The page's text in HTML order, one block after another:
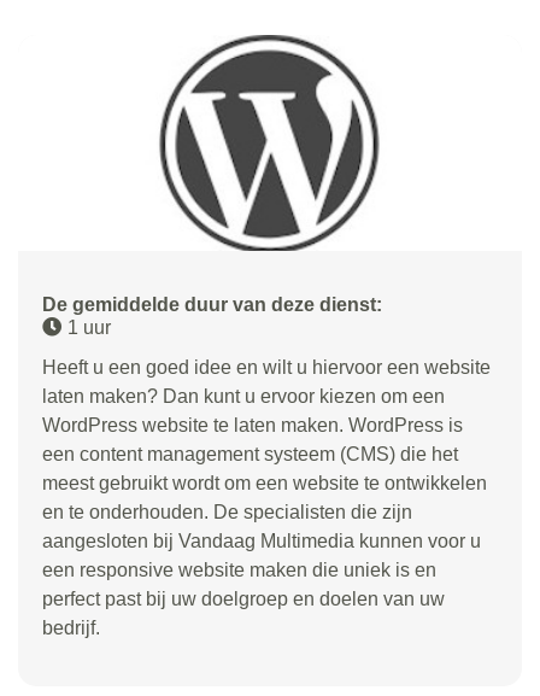
De gemiddelde duur van deze dienst:
1 uur
Heeft u een goed idee en wilt u hiervoor een website
laten maken? Dan kunt u ervoor kiezen om een
WordPress website te laten maken. WordPress is
een content management systeem (CMS) die het
meest gebruikt wordt om een website te ontwikkelen
en te onderhouden. De specialisten die zijn
aangesloten bij Vandaag Multimedia kunnen voor u
een responsive website maken die uniek is en
perfect past bij uw doelgroep en doelen van uw
bedrijf.